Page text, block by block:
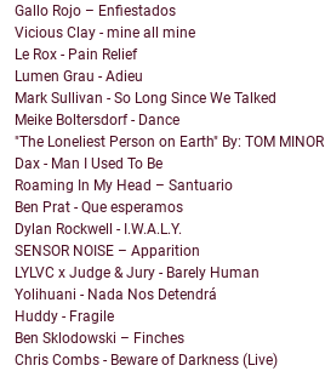
Gallo Rojo – Enfiestados
Vicious Clay - mine all mine
Le Rox - Pain Relief
Lumen Grau - Adieu
Mark Sullivan - So Long Since We Talked
Meike Boltersdorf - Dance
"The Loneliest Person on Earth" By: TOM MINOR
Dax - Man I Used To Be
Roaming In My Head – Santuario
Ben Prat - Que esperamos
Dylan Rockwell - I.W.A.L.Y.
SENSOR NOISE – Apparition
LYLVC x Judge & Jury - Barely Human
Yolihuani - Nada Nos Detendrá
Huddy - Fragile
Ben Sklodowski – Finches
Chris Combs - Beware of Darkness (Live)